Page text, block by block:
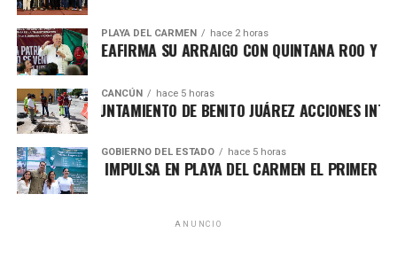
Recibe las noticias al instante
Quinto Podery recibe las noticias más
importantes de Quintana Roo directamente
Asimismo, el cuerpo cabildar avaló por mayoría turnar a
comisiones la expedición delReglamento para la
Atención Integral de Inmuebles en Estado de
PLAYA DEL CARMEN hace 2 horas
MARÍN REAFIRMA SU ARRAIGO CON QUINTANA ROO Y
CANCÚN hace 5 horas
AYUNTAMIENTO DE BENITO JUÁREZ ACCIONES
GOBIERNO DEL ESTADO hace 5 horas
LEZAMA IMPULSA EN PLAYA DEL CARMEN EL PRIMER
ANUNCIO